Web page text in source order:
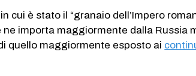
cui è stato il “granaio dell’Impero
ne importa maggiormente dalla Russia
quello maggiormente esposto ai